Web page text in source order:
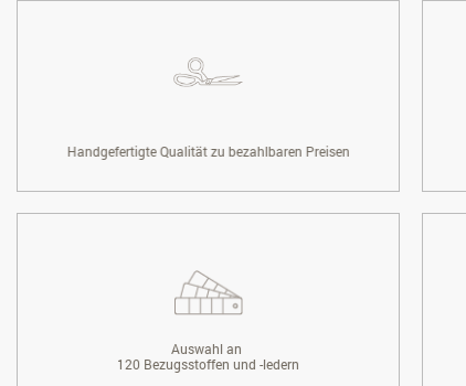
Handgefertigte Qualität zu bezahlbaren Preisen
Auswahl an
120 Bezugsstoffen und -ledern